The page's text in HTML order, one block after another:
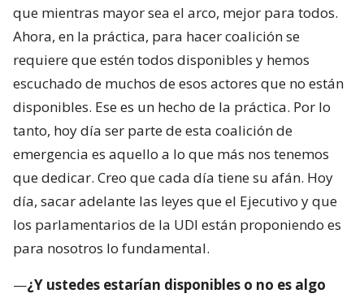
que mientras mayor sea el arco, mejor para todos.
Ahora, en la práctica, para hacer coalición se
requiere que estén todos disponibles y hemos
escuchado de muchos de esos actores que no están
disponibles. Ese es un hecho de la práctica. Por lo
tanto, hoy día ser parte de esta coalición de
emergencia es aquello a lo que más nos tenemos
que dedicar. Creo que cada día tiene su afán. Hoy
día, sacar adelante las leyes que el Ejecutivo y que
los parlamentarios de la UDI están proponiendo es
para nosotros lo fundamental.
—¿Y ustedes estarían disponibles o no es algo